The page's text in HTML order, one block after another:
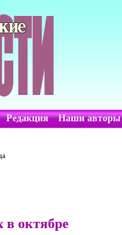
Редакция Наши авторы
в октябре